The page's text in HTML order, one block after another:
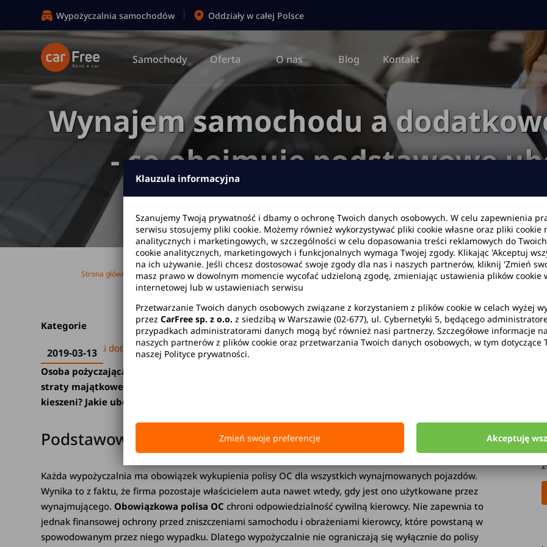
Wynajem samochodu a
- co obejmuje podstawowe
samochodu z
Wypożyczalnia samochodów Oddziały w całej Polsce
Samochody Oferta O nas Blog Kontakt
Strona główna Blog Poradniki dotyczące wynajmu Wynajem samochodu a dodatkowe ubezpieczenie - co
2019-03-13
Kategorie
Poradniki dotyczące wynajmu
Osoba pożyczająca samochód z wypożyczalni może spowodować wypadek, co pociąga za sobą
straty majątkowe i osobowe. Nasuwa się pytanie: czy kierowca musi wtedy pokryć je z własnej
kieszeni? Jakie ubezpieczenie opłaca wypożyczalnia? Czy warto wykupić dodatkową polisę?
Podstawowe ubezpieczenie CDW – co obejmuje?
Każda wypożyczalnia ma obowiązek wykupienia polisy OC dla wszystkich wynajmowanych pojazdów.
Wynika to z faktu, że firma pozostaje właścicielem auta nawet wtedy, gdy jest ono użytkowane przez
wynajmującego. Obowiązkowa polisa OC chroni odpowiedzialność cywilną kierowcy. Nie zapewnia to
jednak finansowej ochrony przed zniszczeniami samochodu i obrażeniami kierowcy, które powstaną w
spowodowanym przez niego wypadku. Dlatego wypożyczalnie nie ograniczają się wyłącznie do polisy
Klauzula informacyjna
Szanujemy Twoją prywatność i dbamy o ochronę Twoich danych osobowych. W celu zapewnienia
serwisu stosujemy pliki cookie. Możemy również wykorzystywać pliki cookie własne oraz pliki cookie
analitycznych i marketingowych, w szczególności w celu dopasowania treści reklamowych do
cookie analitycznych, marketingowych i funkcjonalnych wymaga Twojej zgody. Klikając 'Akceptuj
na ich używanie. Jeśli chcesz dostosować swoje zgody dla nas i naszych partnerów, kliknij 'Zmień
masz prawo w dowolnym momencie wycofać udzieloną zgodę, zmieniając ustawienia plików cookie
internetowej lub w ustawieniach serwisu
Przetwarzanie Twoich danych osobowych związane z korzystaniem z plików cookie w celach wyżej
przez CarFree sp. z o.o. z siedzibą w Warszawie (02-677), ul. Cybernetyki 5, będącego
przypadkach administratorami danych mogą być również nasi partnerzy. Szczegółowe informacje
naszych partnerów z plików cookie oraz przetwarzania Twoich danych osobowych, w tym
naszej Polityce prywatności.
Zmień swoje preferencje Akceptuję